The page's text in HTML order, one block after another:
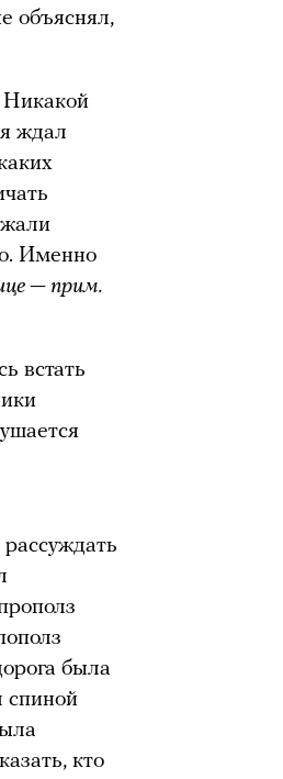
объяснял,
Никакой
ждал
Именно
— прим.
встать
была
спиной
кто